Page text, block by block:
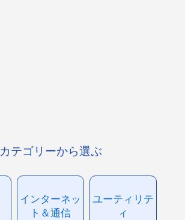
カテゴリーから選ぶ
インターネッ
ト＆通信
ユーティリテ
ィ